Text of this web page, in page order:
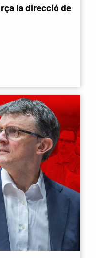
la direcció de